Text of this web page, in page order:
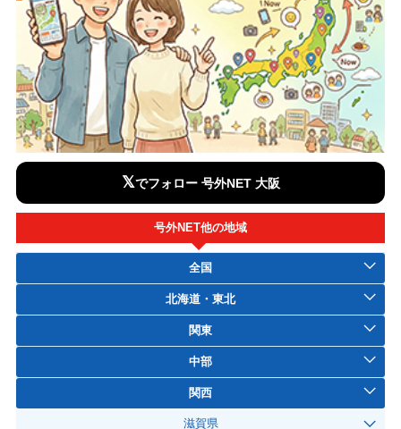
𝕏でフォロー 号外NET 大阪
号外NET他の地域
全国
北海道・東北
関東
中部
関西
滋賀県